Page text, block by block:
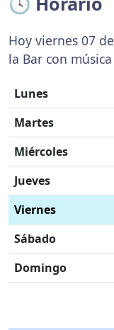
Hoy viernes 07
la Bar con
Lunes
Martes
Miércoles
Jueves
Viernes
Sábado
Domingo